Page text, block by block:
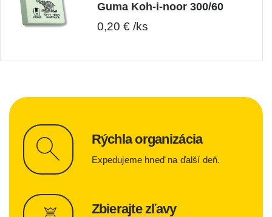
Guma Koh-i-noor 300/60
0,20 € /ks
Rýchla organizácia
Expedujeme hneď na ďalší deň.
Zbierajte zľavy